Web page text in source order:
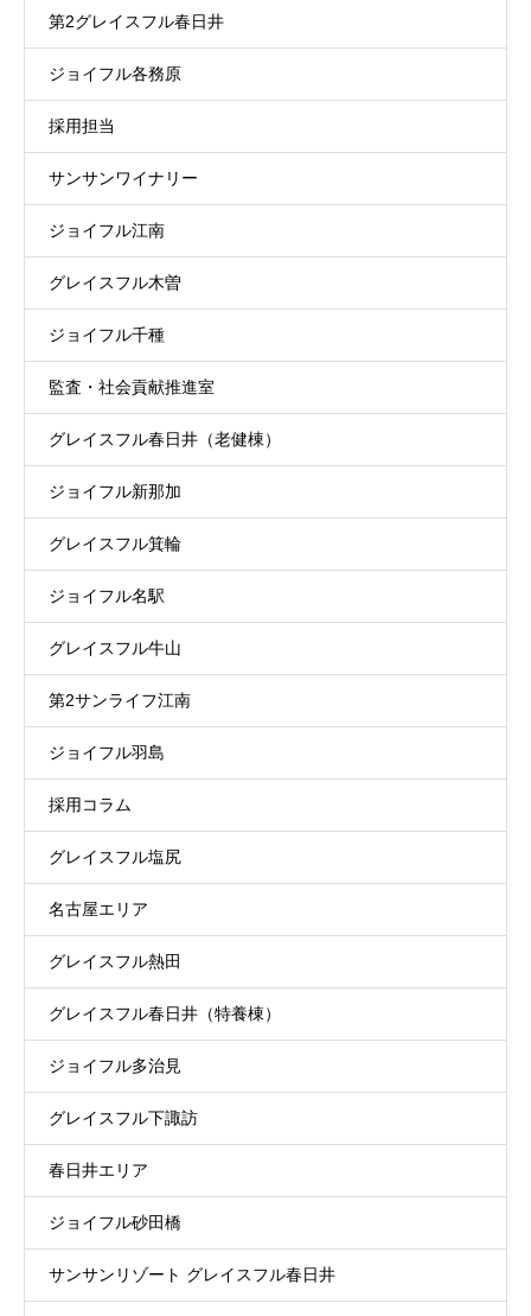
第2グレイスフル春日井
ジョイフル各務原
採用担当
サンサンワイナリー
ジョイフル江南
グレイスフル木曽
ジョイフル千種
監査・社会貢献推進室
グレイスフル春日井（老健棟）
ジョイフル新那加
グレイスフル箕輪
ジョイフル名駅
グレイスフル牛山
第2サンライフ江南
ジョイフル羽島
採用コラム
グレイスフル塩尻
名古屋エリア
グレイスフル熱田
グレイスフル春日井（特養棟）
ジョイフル多治見
グレイスフル下諏訪
春日井エリア
ジョイフル砂田橋
サンサンリゾート グレイスフル春日井